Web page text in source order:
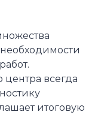
всегда
итоговую